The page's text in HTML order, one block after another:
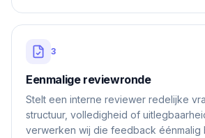
3
Eenmalige reviewronde
Stelt een interne reviewer redelijke
structuur, volledigheid of
verwerken wij die feedback éénmalig